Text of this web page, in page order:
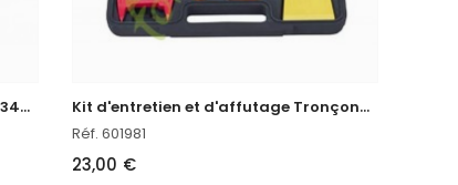
l
ot guide et chaines oregon réf : 543483 en stock K
it d'entretien et d'affutage Tronçonneuse Oregon réf. 601981 en stock
Réf. 601981
23,00 €